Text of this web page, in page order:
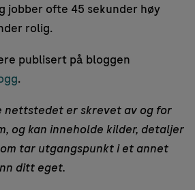
jobber ofte 45 sekunder høy
rolig.
publisert på bloggen
.
nettstedet er skrevet av og for
og kan inneholde kilder, detaljer
tar utgangspunkt i et annet
ditt eget.